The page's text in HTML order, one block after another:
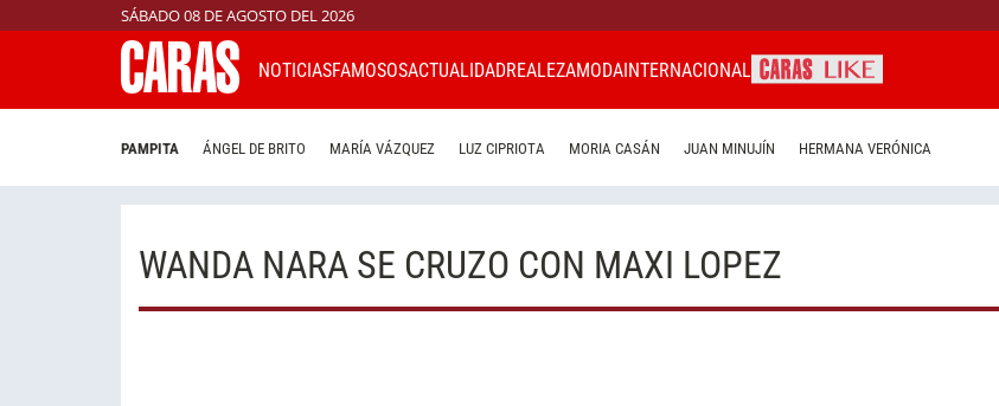
SÁBADO 08 DE AGOSTO DEL 2026
NOTICIASFAMOSOSACTUALIDADREALEZAMODAINTERNACIONAL
PAMPITA ÁNGEL DE BRITO MARÍA VÁZQUEZ LUZ CIPRIOTA MORIA CASÁN JUAN MINUJÍN HERMANA VERÓNICA
WANDA NARA SE CRUZO CON MAXI LOPEZ